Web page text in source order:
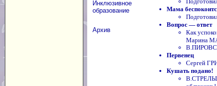
Инклюзивное
образование
Архив
Мама
Вопрос — ответ
Как
Марина
Первенец
Сергей
Кушать подано!